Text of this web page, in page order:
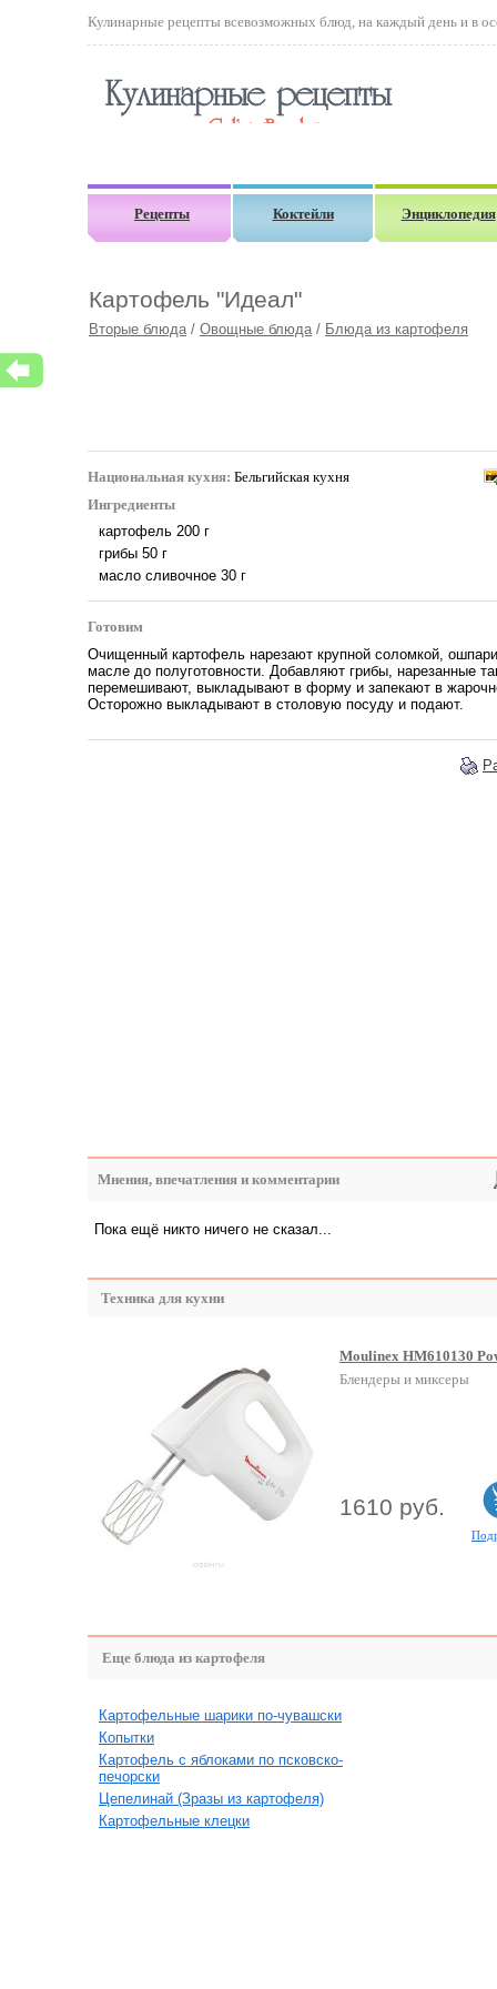
Кулинарные рецепты всевозможных блюд, на каждый день и в
Рецепты Коктейли Энциклопедия
Картофель "Идеал"
Вторые блюда/ Овощные блюда/ Блюда из картофеля
Национальная кухня: Бельгийская кухня
Ингредиенты
картофель 200 г
грибы 50 г
масло сливочное 30 г
Готовим
Очищенный картофель нарезают крупной соломкой,
масле до полуготовности. Добавляют грибы, нарезанные
перемешивают, выкладывают в форму и запекают в
Осторожно выкладывают в столовую посуду и подают.
Мнения, впечатления и комментарии
Пока ещё никто ничего не сказал...
Техника для кухни
Moulinex HM610130
Блендеры и миксеры
1610 руб.
Еще блюда из картофеля
Картофельные шарики по-чувашски
Копытки
Картофель с яблоками по псковско-
печорски
Цепелинай (Зразы из картофеля)
Картофельные клецки